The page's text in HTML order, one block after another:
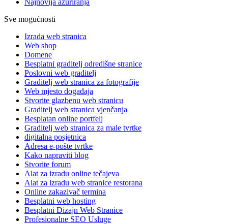
Najnovija ažuriranja
Sve mogućnosti
Izrada web stranica
Web shop
Domene
Besplatni graditelj odredišne stranice
Poslovni web graditelj
Graditelj web stranica za fotografije
Web mjesto događaja
Stvorite glazbenu web stranicu
Graditelj web stranica vjenčanja
Besplatan online portfelj
Graditelj web stranica za male tvrtke
digitalna posjetnica
Adresa e-pošte tvrtke
Kako napraviti blog
Stvorite forum
Alat za izradu online tečajeva
Alat za izradu web stranice restorana
Online zakazivač termina
Besplatni web hosting
Besplatni Dizajn Web Stranice
Profesionalne SEO Usluge